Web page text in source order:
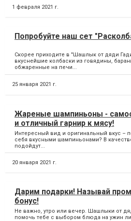
1 февраля 2021 г.
Попробуйте наш сет
Скорее приходите в "Шашлык от дяди
вкуснейшие колбаски из говядины,
обжаренные на печи...
25 января 2021 г.
Жареные шампиньоны -
и отличный гарнир к мясу!
Интересный вид и оригинальный вкус –
себя вкусными шампиньонами? В
подойдут...
20 января 2021 г.
Дарим подарки! Называй
бонус!
Не важно, утро или вечер. Шашлыки от
помочь тебе с выбором блюда на ужин